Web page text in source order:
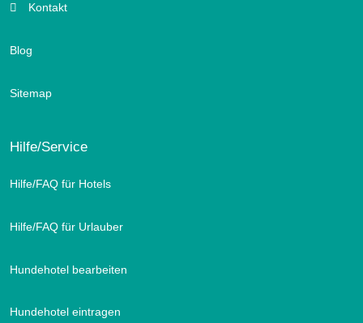
Kontakt
Blog
Sitemap
Hilfe/Service
Hilfe/FAQ für Hotels
Hilfe/FAQ für Urlauber
Hundehotel bearbeiten
Hundehotel eintragen